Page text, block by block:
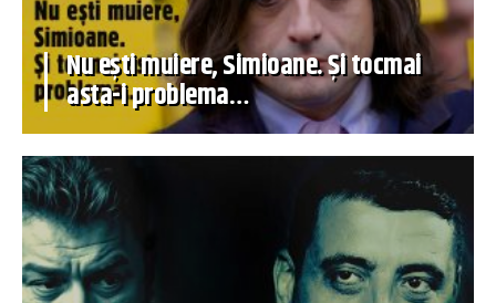
Nu ești muiere, Simioane. Și tocmai
asta-i problema…